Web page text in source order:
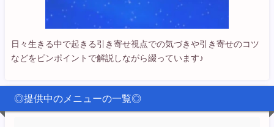
日々生きる中で起きる引き寄せ視点での気づきや引き寄せのコツ
などをピンポイントで解説しながら綴っています♪
◎提供中のメニューの一覧◎